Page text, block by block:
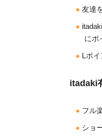
友達
にポ
Lポ
itadaki
フル
ショ